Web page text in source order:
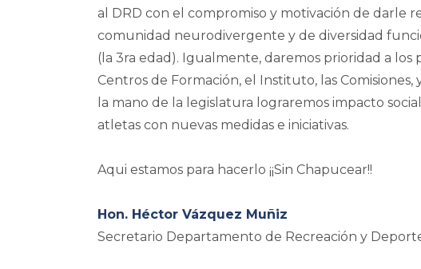
al DRD con el compromiso y motivación de darle
comunidad neurodivergente y de diversidad
(la 3ra edad). Igualmente, daremos prioridad a
Centros de Formación, el Instituto, las
la mano de la legislatura lograremos impacto
atletas con nuevas medidas e iniciativas.
Aqui estamos para hacerlo ¡¡Sin Chapucear!!
Hon. Héctor Vázquez Muñiz
Secretario Departamento de Recreación y